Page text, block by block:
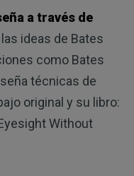
a través de
las ideas de Bates
como Bates
técnicas de
original y su libro:
Without